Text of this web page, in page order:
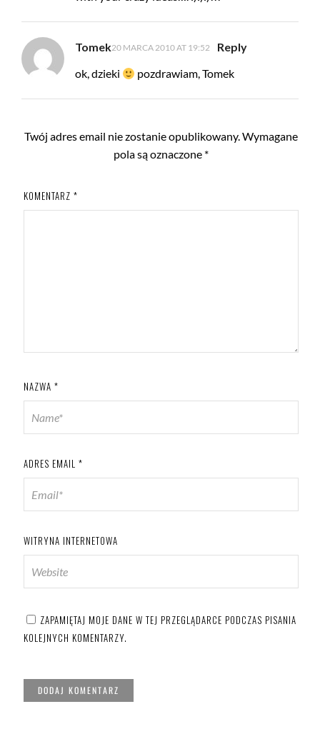
Tomek20 MARCA 2010 AT 19:52
Reply
ok, dzieki
pozdrawiam, Tomek
Twój adres email nie zostanie opublikowany.Wymagane
pola są oznaczone *
KOMENTARZ *
NAZWA *
ADRES EMAIL *
WITRYNA INTERNETOWA
ZAPAMIĘTAJ MOJE DANE W TEJ PRZEGLĄDARCE PODCZAS PISANIA
KOLEJNYCH KOMENTARZY.